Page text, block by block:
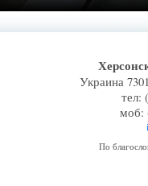
Украина
тел:
моб:
По